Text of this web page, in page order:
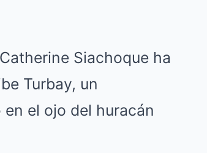
Siachoque ha
Turbay, un
el ojo del huracán